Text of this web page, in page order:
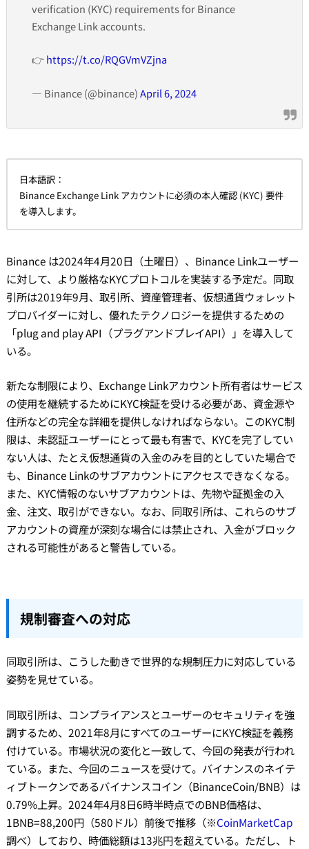
verification (KYC) requirements for Binance
Exchange Link accounts.
👉https://t.co/RQGVmVZjna
— Binance (@binance)April 6, 2024
日本語訳：
Binance Exchange Link アカウントに必須の本人確認 (KYC) 要件
を導入します。
Binance は2024年4月20日（土曜日）、Binance Linkユーザー
に対して、より厳格なKYCプロトコルを実装する予定だ。同取
引所は2019年9月、取引所、資産管理者、仮想通貨ウォレット
プロバイダーに対し、優れたテクノロジーを提供するための
「plug and play API（プラグアンドプレイAPI）」を導入して
いる。
新たな制限により、Exchange Linkアカウント所有者はサービス
の使用を継続するためにKYC検証を受ける必要があ、資金源や
住所などの完全な詳細を提供しなければならない。このKYC制
限は、未認証ユーザーにとって最も有害で、KYCを完了してい
ない人は、たとえ仮想通貨の入金のみを目的としていた場合で
も、Binance Linkのサブアカウントにアクセスできなくなる。
また、KYC情報のないサブアカウントは、先物や証拠金の入
金、注文、取引ができない。なお、同取引所は、これらのサブ
アカウントの資産が深刻な場合には禁止され、入金がブロック
される可能性があると警告している。
規制審査への対応
同取引所は、こうした動きで世界的な規制圧力に対応している
姿勢を見せている。
同取引所は、コンプライアンスとユーザーのセキュリティを強
調するため、2021年8月にすべてのユーザーにKYC検証を義務
付けている。市場状況の変化と一致して、今回の発表が行われ
ている。また、今回のニュースを受けて。バイナンスのネイテ
ィブトークンであるバイナンスコイン（BinanceCoin/BNB）は
0.79%上昇。2024年4月8日6時半時点でのBNB価格は、
1BNB=88,200円（580ドル）前後で推移（※CoinMarketCap
調べ）しており、時価総額は13兆円を超えている。ただし、ト